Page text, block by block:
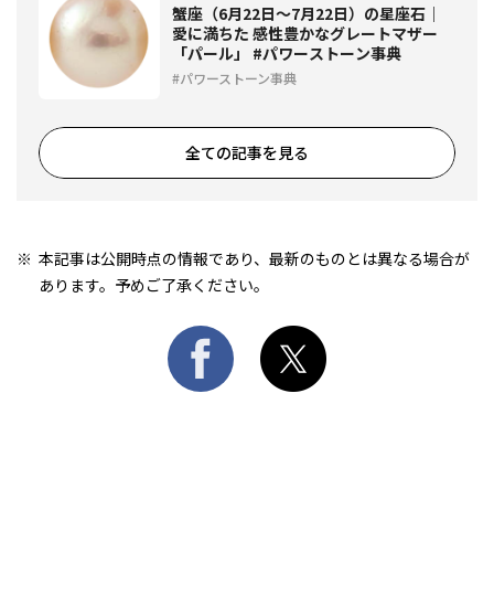
蟹座（6月22日〜7月22日）の星座石｜
愛に満ちた 感性豊かなグレートマザー
「パール」 #パワーストーン事典
パワーストーン事典
全ての記事を見る
本記事は公開時点の情報であり、最新のものとは異なる場合が
あります。予めご了承ください。